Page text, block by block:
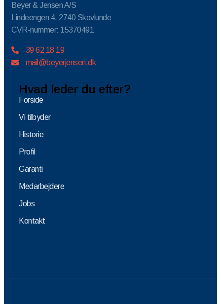
Beyer & Jensen A/S
Lindeengen 4, 2740 Skovlunde
CVR-nummer: 15370491
39 62 18 19
mail@beyerjensen.dk
Hvad leder du efter?
Forside
Vi tilbyder
Historie
Profil
Garanti
Medarbejdere
Jobs
Kontakt